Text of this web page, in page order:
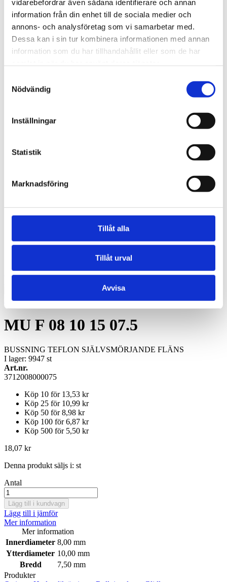
vidarebefordrar även sådana identifierare och annan
information från din enhet till de sociala medier och
annons- och analysföretag som vi samarbetar med.
Dessa kan i sin tur kombinera informationen med annan
information som du har tillhandahållit eller som de har
Nödvändig
Inställningar
Statistik
Marknadsföring
Tillåt alla
Tillåt urval
Avvisa
Klämhyslor, KM-mutter och MB-brickor
Glidlager
MU P - PTFE, självsmörjande, rak
MU F - PTFE, självsmörjande, fläns
MU W - PTFE, självsmörjande, tryckbricka
MU S - PTFE, självsmörjande, glidplatta
BRM-80 P - Rullad brons, hål, rak
BRM-10 F - Rullad brons, fickor, fläns
BRM-10 W - Brons, fickor, tryckbricka
Klassiska kilremmar
Kilremskivor
Spännelement
Rullkedja
Vibrationsdämpare
Vibrationsdämpare
Konto
Hoppa till början av bildgalleriet
MU F 08 10 15 07.5
BUSSNING TEFLON SJÄLVSMÖRJANDE FLÄNS
I lager: 9947 st
Art.nr.
3712008000075
Köp 10 för 13,53 kr
Köp 25 för 10,99 kr
Köp 50 för8,98 kr
Köp 100 för6,87 kr
Köp 500 för 5,50 kr
18,07 kr
Denna produkt säljs i: st
Antal
Lägg till i kundvagn
Lägg till i jämför
Mer information
Mer information
Innerdiameter 8,00 mm
Ytterdiameter 10,00 mm
Bredd
7,50 mm
Produkter